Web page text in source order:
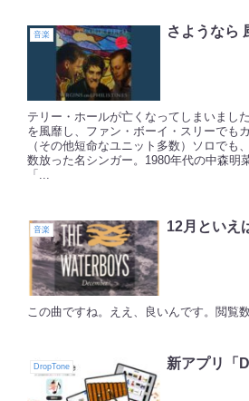
音楽 さようなら
テリー・ホールが亡くなってしまいまし
を風靡し、ファン・ボーイ・スリーでも
（その他短命なユニット多数）ソロでも
数放った名シンガー。1980年代の中森明
「...
音楽 12月といえ
この曲ですね。ええ、良いんです。閲覧
DropTone 新アプリ「